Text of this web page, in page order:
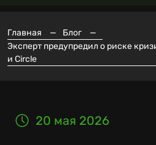
Главная — Блог
—
Эксперт предупредил о риске
и Circle
20 мая 2026